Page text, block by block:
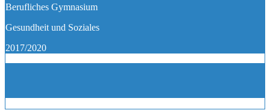
Berufliches Gymnasium
Gesundheit und Soziales
2017/2020